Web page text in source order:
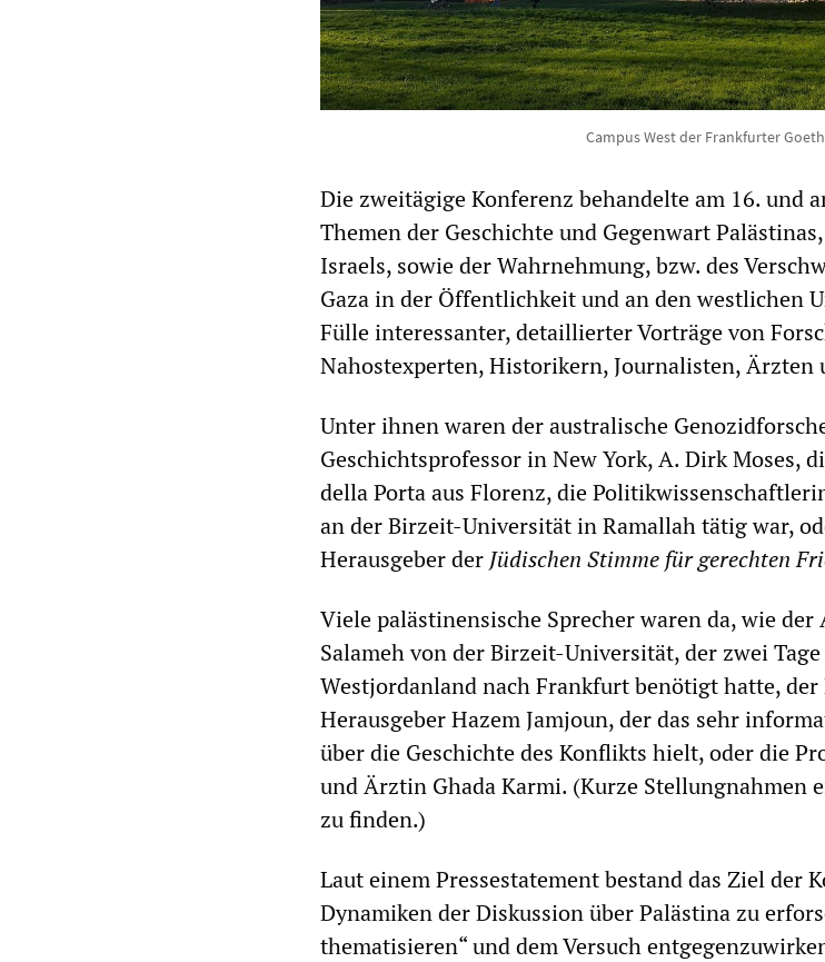
Campus West der Frankfurter
Die zweitägige Konferenz behandelte am 16. und
Themen der Geschichte und Gegenwart
Israels, sowie der Wahrnehmung, bzw. des
Gaza in der Öffentlichkeit und an den westlichen
Fülle interessanter, detaillierter Vorträge von
Nahostexperten, Historikern, Journalisten, Ärzten
Unter ihnen waren der australische
Geschichtsprofessor in New York, A. Dirk Moses,
della Porta aus Florenz, die
an der Birzeit-Universität in Ramallah tätig war,
Herausgeber der Jüdischen Stimme für gerechten
Viele palästinensische Sprecher waren da, wie
Salameh von der Birzeit-Universität, der zwei
Westjordanland nach Frankfurt benötigt hatte, der
Herausgeber Hazem Jamjoun, der das sehr
über die Geschichte des Konflikts hielt, oder die
und Ärztin Ghada Karmi. (Kurze Stellungnahmen
zu finden.)
Laut einem Pressestatement bestand das Ziel der
Dynamiken der Diskussion über Palästina zu
thematisieren“ und dem Versuch